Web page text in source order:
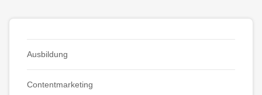
Ausbildung
Contentmarketing